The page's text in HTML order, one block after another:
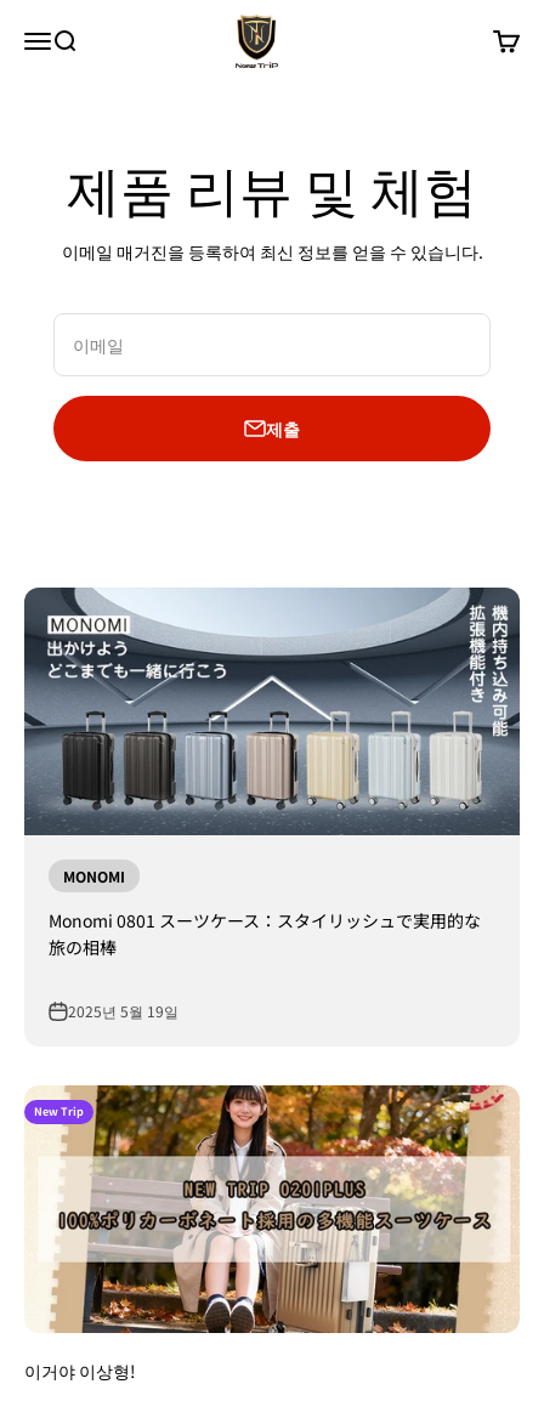
메뉴검색
New Trip
장바
제품 리뷰 및 체험
이메일 매거진을 등록하여 최신 정보를 얻을 수 있습니다.
이메일
제출
MONOMI
Monomi 0801 スーツケース：スタイリッシュで実用的な
旅の相棒
2025년 5월 19일
New Trip
이거야 이상형!